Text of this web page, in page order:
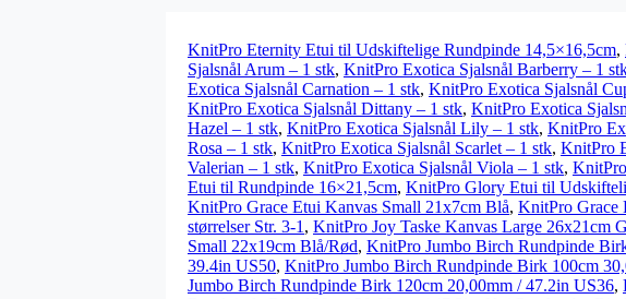
KnitPro Eternity Etui til Udskiftelige Rundpinde 14,5×16,5cm,
Sjalsnål Arum – 1 stk, KnitPro Exotica Sjalsnål Barberry – 1
Exotica Sjalsnål Carnation – 1 stk, KnitPro Exotica Sjalsnål
KnitPro Exotica Sjalsnål Dittany – 1 stk, KnitPro Exotica
Hazel – 1 stk, KnitPro Exotica Sjalsnål Lily – 1 stk, KnitPro
Rosa – 1 stk, KnitPro Exotica Sjalsnål Scarlet – 1 stk, KnitPro
Valerian – 1 stk, KnitPro Exotica Sjalsnål Viola – 1 stk,
Etui til Rundpinde 16×21,5cm, KnitPro Glory Etui til
KnitPro Grace Etui Kanvas Small 21x7cm Blå, KnitPro Grace
størrelser Str. 3-1 , KnitPro Joy Taske Kanvas Large 26x21cm
Small 22x19cm Blå/Rød, KnitPro Jumbo Birch Rundpinde
39.4in US50, KnitPro Jumbo Birch Rundpinde Birk 100cm
Jumbo Birch Rundpinde Birk 120cm 20,00mm / 47.2in US36,